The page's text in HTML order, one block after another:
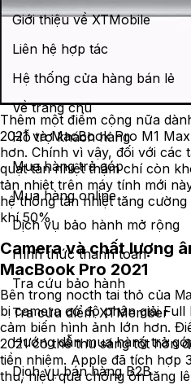
Thêm một điểm cộng nữa
2021 và MacBook Pro M1
hơn. Chính vì vậy, đối với các
quạt tản nhiệt thậm chí còn
tản nhiệt trên máy tính mới
hệ thống tản nhiệt tăng
khí 50%.
Camera và chất lượng
MacBook Pro 2021
Bên trong nocth tai thỏ của
bị camera có độ phân giải
cảm biến hình ảnh lớn hơn.
2021 có thể thu sáng tốt hơn
tiền nhiệm. Apple đã tích hợp
thu, hiệu quả chống ồn tăng
Giới thiệu về XTMobile
Liên hệ hợp tác
Hệ thống cửa hàng bán lẻ
Về trang chủ
Hỗ trợ khách hàng
Mua hàng trả góp
Mua hàng online
Dịch vụ bảo hành mở rộng
Hình thức thanh toán
Tra cứu bảo hành
Tra cứu điểm XTMember
Hướng dẫn mua hàng trả
Dịch vụ bán hàng B2B